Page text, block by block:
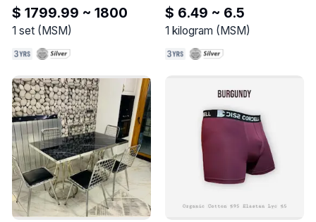
$ 1799.99 ~ 1800
1 set( MSM)
$ 6.49 ~ 6.5
1 kilogram ( MSM)